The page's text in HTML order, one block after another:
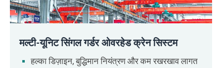
मल्टी-यूनिट सिंगल गर्डर ओवरहेड क्रेन सिस्टम
हल्का डिज़ाइन, बुद्धिमान नियंत्रण और कम रखरखाव लागत